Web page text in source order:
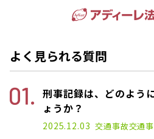
よく見られる質問
刑事記録は、どのよう
ょうか？
2025.12.03 交通事故交通